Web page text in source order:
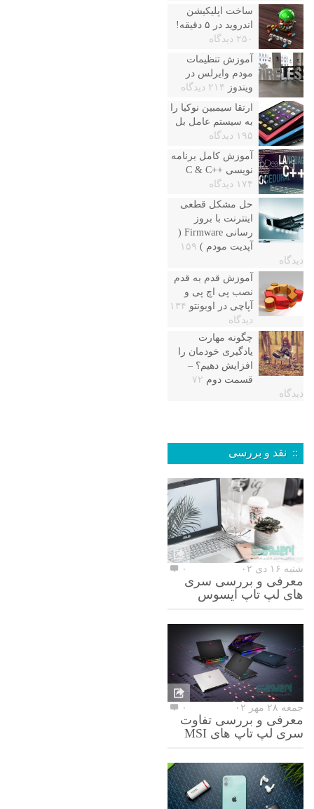
ساخت اپلیکیشن
اندروید در ۵ دقیقه!
۲۵۰ دیدگاه
آموزش تنظیمات
مودم وایرلس در
ویندوز
۲۱۴ دیدگاه
ارتقا سیمبین نوکیا را
به سیستم عامل بل
۱۹۵ دیدگاه
آموزش کامل برنامه
نویسی ++C & C
۱۷۴ دیدگاه
حل مشکل قطعی
اینترنت با بروز
رسانی Firmware (
آپدیت مودم ) ۱۵۹
دیدگاه
آموزش قدم به قدم
نصب پی اچ پی و
آپاچی در اوبونتو ۱۳۴
دیدگاه
چگونه مهارت
یادگیری خودمان را
افزایش دهیم؟ –
قسمت دوم ۷۲
دیدگاه
:: نقد و بررسی
شنبه ۱۶ دی ۰۲ ۰
معرفی و بررسی سری
های لپ تاپ ایسوس
جمعه ۲۸ مهر ۰۲ ۰
معرفی و بررسی تفاوت
سری لپ تاپ های MSI